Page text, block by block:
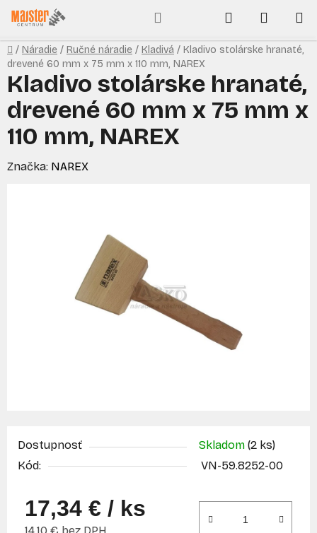
Prejsť
na
obsah
Hľadať
KOŠÍK
Domov
/ Náradie / Ručné náradie / Kladivá / Kladivo stolárske hranaté,
drevené 60 mm x 75 mm x 110 mm, NAREX
Dostupnosť Skladom (2 ks)
Kód:
VN-59.8252-00
17,34 € / ks
Kladivo stolárske hranaté,
drevené 60 mm x 75 mm x
110 mm, NAREX
Značka: NAREX